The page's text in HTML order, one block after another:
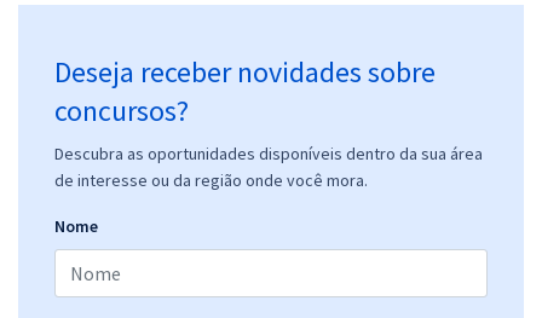
Deseja receber novidades sobre
concursos?
Descubra as oportunidades disponíveis dentro da sua área
de interesse ou da região onde você mora.
Nome